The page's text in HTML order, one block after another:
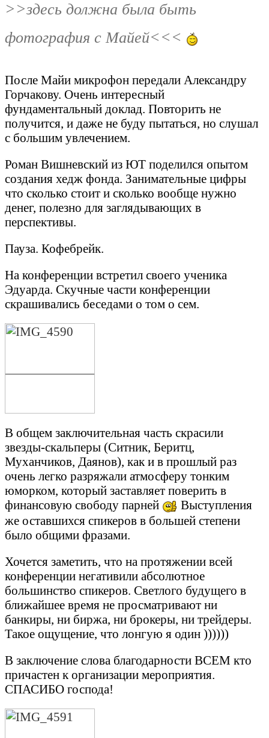
>>здесь должна была быть
фотография с Майей<<<
После Майи микрофон передали Александру
Горчакову. Очень интересный
фундаментальный доклад. Повторить не
получится, и даже не буду пытаться, но слушал
с большим увлечением.
Роман Вишневский из ЮТ поделился опытом
создания хедж фонда. Занимательные цифры
что сколько стоит и сколько вообще нужно
денег, полезно для заглядывающих в
перспективы.
Пауза. Кофебрейк.
На конференции встретил своего ученика
Эдуарда. Скучные части конференции
скрашивались беседами о том о сем.
В общем заключительная часть скрасили
звезды-скальперы (Ситник, Беритц,
Муханчиков, Даянов), как и в прошлый раз
очень легко разряжали атмосферу тонким
юморком, который заставляет поверить в
финансовую свободу парней
Выступления
же оставшихся спикеров в большей степени
было общими фразами.
Хочется заметить, что на протяжении всей
конференции негативили абсолютное
большинство спикеров. Светлого будущего в
ближайшее время не просматривают ни
банкиры, ни биржа, ни брокеры, ни трейдеры.
Такое ощущение, что лонгую я один ))))))
В заключение слова благодарности ВСЕМ кто
причастен к организации мероприятия.
СПАСИБО господа!